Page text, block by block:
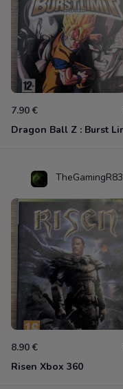
7.90 €
TheGamingR83
8.90 €
Risen Xbox 360